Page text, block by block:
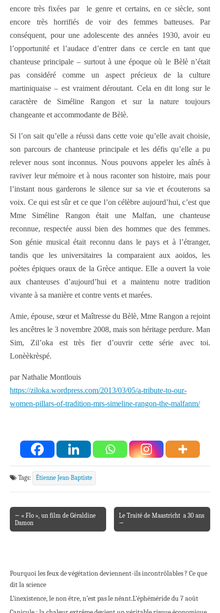
encore très fixées par le genre et certains, en ce siècle, sont
encore très horrifiés de voir des femmes batteuses. Par
conséquent, pour une adolescente des années 1930, avoir eu
l’opportunité et l’audace d’entrer dans ce cercle en tant que
chanteuse principale – surtout à une époque où le Bèlè n’était
pas considéré comme un aspect précieux de la culture
martiniquaise – est vraiment déroutant. Cela en dit long sur le
caractère de Siméline Rangon et sur la nature toujours
changeante et accommodante de Bèlè.
Si l’on sait qu’elle a réussi dans cette voie qu’elle avait choisie,
son parcours de chanteuse principale et les défis qu’elle a pu
relever nous sont inconnus. Nous pouvons appeler les aînés à
raviver leur mémoire et à nous raconter son histoire, mais pour
l’instant nous garderons le silence sur sa vie et écouterons sa
voix. Ce qui est sûr et ce que l’on célèbre aujourd’hui, c’est que
Mme Siméline Rangon était une Malfan, une chanteuse
reconnue, respectée aussi bien des hommes que des femmes.
Son génie musical était reconnu dans le pays et à l’étranger,
tandis que les universitaires la comparaient aux aoidos, les
poètes épiques oraux de la Grèce antique. Elle a ouvert la voie
aux chanteuses d’aujourd’hui et a maintenu notre tradition
vivante à sa manière et contre vents et marées.
Amie, épouse, sœur et Maîtresse du Bèlè, Mme Rangon a rejoint
les ancêtres le 3 novembre 2008, mais son héritage perdure. Man
Sim, Zil’oka est très fier d’ouvrir cette série avec toi.
Lonèèkrèspé.
par Nathalie Montlouis
https://ziloka.wordpress.com/2013/03/05/a-tribute-to-our-
women-pillars-of-tradition-mrs-simeline-rangon-the-malfanm/
Tags: Étienne Jean-Baptiste
Post navigation
← « Flo », un film de Géraldine
Damon
Le Traité de Maastricht a 30 ans
→
Pourquoi les feux de végétation deviennent-ils incontrôlables ? Ce que
dit la science
L’inexistence, le non être, n’est pas le néant.L’éphéméride du 7 août